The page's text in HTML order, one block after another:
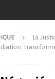
La